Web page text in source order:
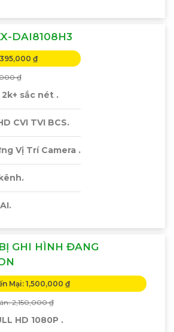
DAI8108H3
₫
₫
sắc nét .
CVI TVI BCS.
Vị Trí Camera .
GHI HÌNH ĐANG
Mại: 1,500,000 ₫
2,150,000 ₫
HD 1080P .